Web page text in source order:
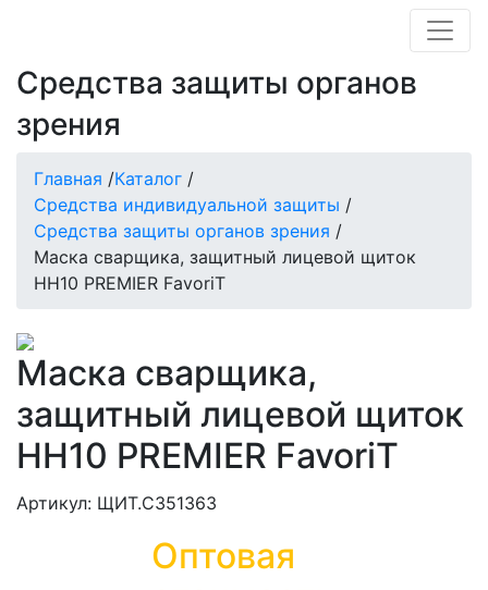
Средства защиты органов
зрения
Главная /Каталог /
Средства индивидуальной защиты /
Средства защиты органов зрения /
Маска сварщика, защитный лицевой щиток
НН10 PREMIER FavoriT
Маска сварщика,
защитный лицевой щиток
НН10 PREMIER FavoriT
Артикул: ЩИТ.СЗ51363
Оптовая